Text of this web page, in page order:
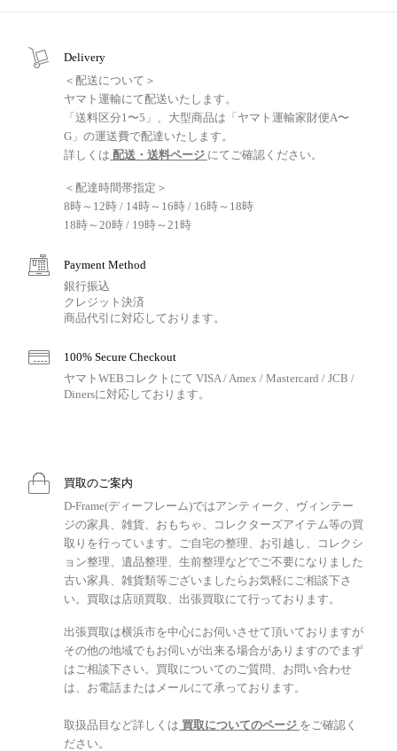
Delivery
＜配送について＞
ヤマト運輸にて配送いたします。
「送料区分1〜5」、大型商品は「ヤマト運輸家財便A〜
G」の運送費で配達いたします。
詳しくは 配送・送料ページ にてご確認ください。
＜配達時間帯指定＞
8時～12時 / 14時～16時 / 16時～18時
18時～20時 / 19時～21時
Payment Method
銀行振込
クレジット決済
商品代引に対応しております。
100% Secure Checkout
ヤマトWEBコレクトにて VISA / Amex / Mastercard / JCB /
Dinersに対応しております。
買取のご案内
D-Frame(ディーフレーム)ではアンティーク、ヴィンテー
ジの家具、雑貨、おもちゃ、コレクターズアイテム等の買
取りを行っています。ご自宅の整理、お引越し、コレクシ
ョン整理、遺品整理、生前整理などでご不要になりました
古い家具、雑貨類等ございましたらお気軽にご相談下さ
い。買取は店頭買取、出張買取にて行っております。
出張買取は横浜市を中心にお伺いさせて頂いておりますが
その他の地域でもお伺いが出来る場合がありますのでまず
はご相談下さい。買取についてのご質問、お問い合わせ
は、お電話またはメールにて承っております。
取扱品目など詳しくは 買取についてのページ をご確認く
ださい。